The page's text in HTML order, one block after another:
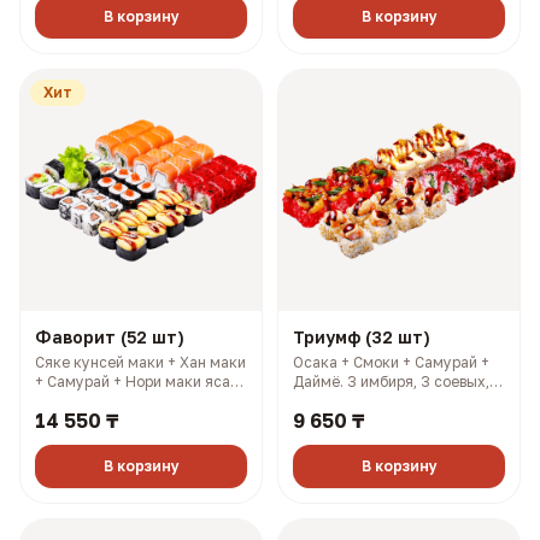
ккал) В корзину В корзину
Хит
Фаворит (52 шт)
Сяке кунсей маки + Хан маки
+ Самурай + Нори маки ясай
Салмон + Чикси хот. 4
4 васаби (1606 гр, 2733
ккал)
14 550 ₸
В корзину
Триумф (32 шт)
Осака + Смоки + Самурай +
Даймё. 3 имбиря, 3 соевых, 3
2013 ккал)
9 650 ₸
В корзину